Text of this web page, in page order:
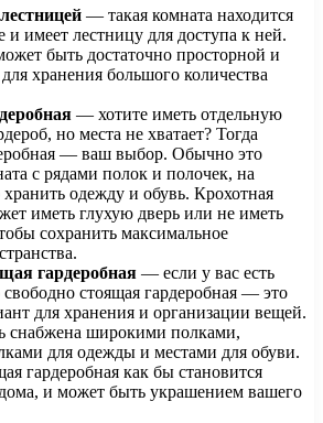
— такая комната находится
и имеет лестницу для доступа к ней.
быть достаточно просторной и
для хранения большого количества
— хотите иметь отдельную
но места не хватает? Тогда
— ваш выбор. Обычно это
с рядами полок и полочек, на
одежду и обувь. Крохотная
иметь глухую дверь или не иметь
сохранить максимальное
гардеробная — если у вас есть
стоящая гардеробная — это
для хранения и организации вещей.
снабжена широкими полками,
для одежды и местами для обуви.
гардеробная как бы становится
и может быть украшением вашего